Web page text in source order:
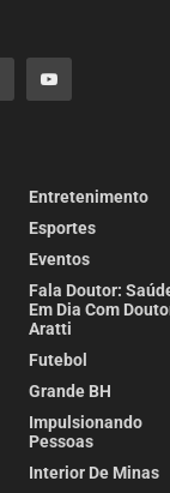
Entretenimento
Esportes
Eventos
Fala Doutor:
Em Dia Com
Aratti
Futebol
Grande BH
Impulsionando
Pessoas
Interior De Minas